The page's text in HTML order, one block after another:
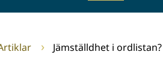
Jämställdhet i ordlistan?